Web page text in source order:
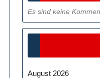
Es sind keine
August 2026